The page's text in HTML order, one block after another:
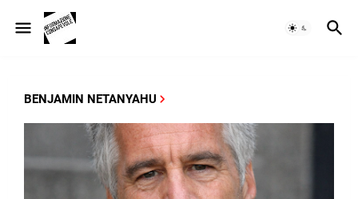
BENJAMIN NETANYAHU